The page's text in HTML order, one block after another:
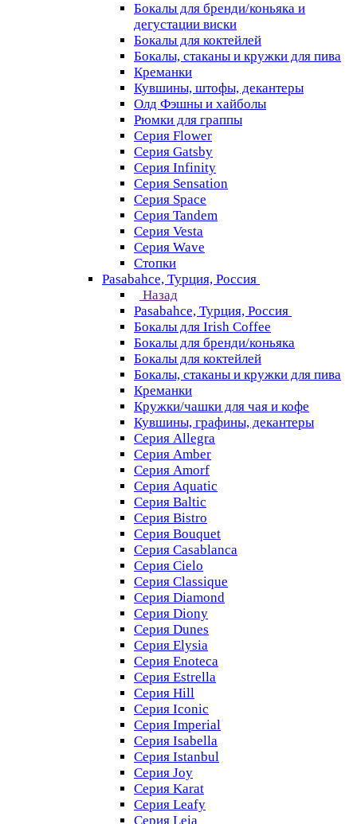
Бокалы для бренди/коньяка и
дегустации виски
Бокалы для коктейлей
Бокалы, стаканы и кружки для пива
Креманки
Кувшины, штофы, декантеры
Олд Фэшны и хайболы
Рюмки для граппы
Серия Flower
Серия Gatsby
Серия Infinity
Серия Sensation
Серия Space
Серия Tandem
Серия Vesta
Серия Wave
Стопки
Pasabahce, Турция, Россия
Назад
Pasabahce, Турция, Россия
Бокалы для Irish Coffee
Бокалы для бренди/коньяка
Бокалы для коктейлей
Бокалы, стаканы и кружки для пива
Креманки
Кружки/чашки для чая и кофе
Кувшины, графины, декантеры
Серия Allegra
Серия Amber
Серия Amorf
Серия Aquatic
Серия Baltic
Серия Bistro
Серия Bouquet
Серия Casablanсa
Серия Cielo
Серия Classique
Серия Diamond
Серия Diony
Серия Dunes
Серия Elysia
Серия Enoteca
Серия Estrella
Серия Hill
Серия Iconic
Серия Imperial
Серия Isabella
Серия Istanbul
Серия Joy
Серия Karat
Серия Leafy
Серия Leia